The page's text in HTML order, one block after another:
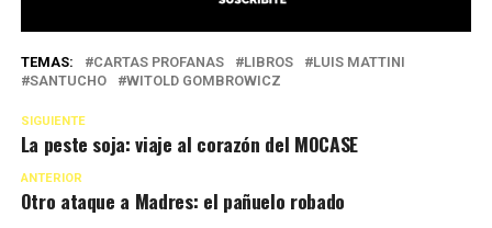
TEMAS: CARTAS PROFANAS LIBROS
LUIS MATTINI
SANTUCHO
WITOLD GOMBROWICZ
SIGUIENTE
La peste soja: viaje al corazón del MOCASE
ANTERIOR
Otro ataque a Madres: el pañuelo robado